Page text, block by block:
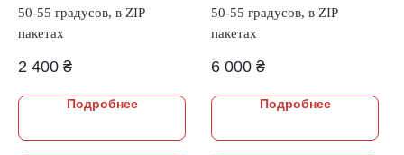
50-55 градусов, в ZIP
пакетах
2 400 ₴
Подробнее
50-55 градусов, в ZIP
пакетах
6 000 ₴
Подробнее